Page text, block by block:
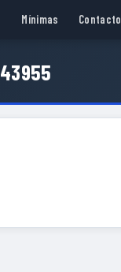
Mínimas Contacto